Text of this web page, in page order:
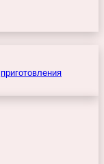
приготовления